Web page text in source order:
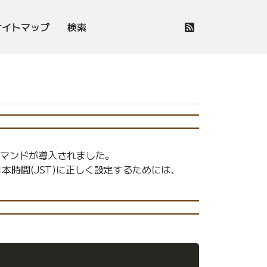
トマップ 検索
ドが導入されました。
時間(JST)に正しく設定するためには、